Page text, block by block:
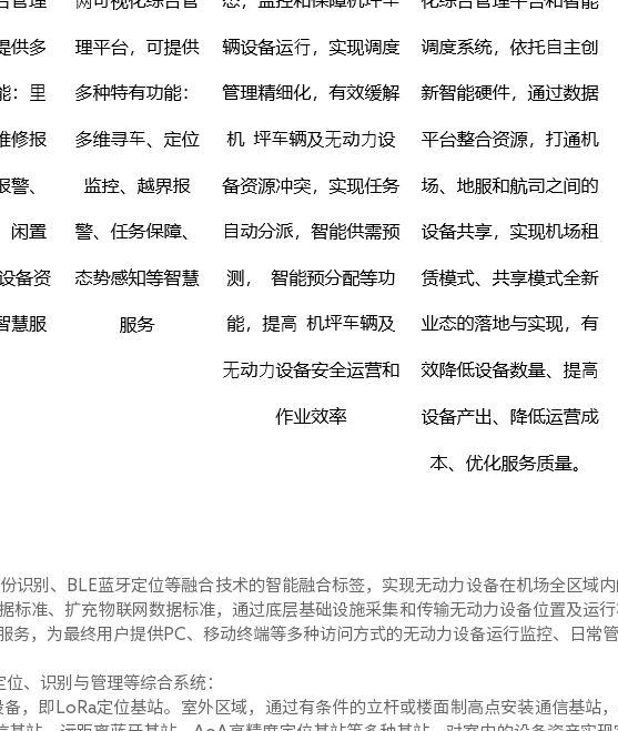
识别、 BLE 蓝牙定位等融合技术的智能融合标签，实现无动力设备在机场全区域
标准、扩充物联网数据标准，通过底层基础设施采集和传输无动力设备位置及运
务，为最终用户提供PC、移动终端等多种访问方式的无动力设备运行监控、日常
、识别与管理等综合系统：
，即 LoRa定位基站。室外区域，通过有条件的立杆或楼面制高点安装通信基站